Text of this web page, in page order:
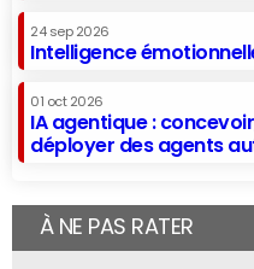
24 sep 2026
Intelligence
01 oct 2026
IA agentique :
déployer des agents
À NE PAS RATER